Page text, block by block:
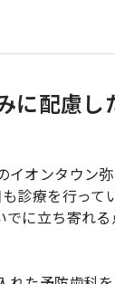
に配慮
オンタウン
診療を行っ
に立ち寄れ